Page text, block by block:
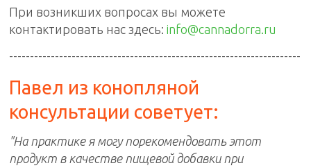
При возникших вопросах вы можете
контактировать нас здесь: info@cannadorra.ru
----------------------------------------------------------------------
Павел из конопляной
консультации советует:
"На практике я могу порекомендовать этот
продукт в качестве пищевой добавки при